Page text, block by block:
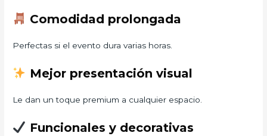
Comodidad prolongada
Perfectas si el evento dura varias horas.
Mejor presentación visual
Le dan un toque premium a cualquier espacio.
Funcionales y decorativas